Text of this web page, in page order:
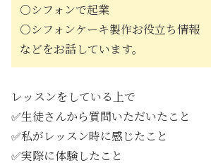
○シフォンで起業
○シフォンケーキ製作お役立ち情報
などをお話しています。
レッスンをしている上で
✅生徒さんから質問いただいたこと
✅私がレッスン時に感じたこと
✅実際に体験したこと